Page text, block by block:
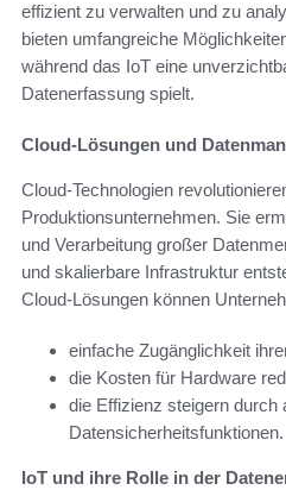
effizient zu verwalten und zu
bieten umfangreiche
während das IoT eine
Datenerfassung spielt.
Cloud-Lösungen und
Cloud-Technologien
Produktionsunternehmen. Sie
und Verarbeitung großer
und skalierbare Infrastruktur
Cloud-Lösungen können
einfache Zugänglichkeit
die Kosten für Hardware
die Effizienz steigern durch
Datensicherheitsfunktionen.
IoT und ihre Rolle in der